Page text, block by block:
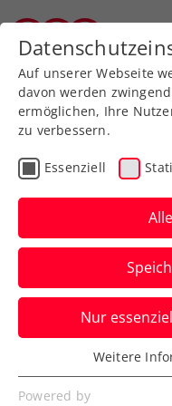
Zurück zur
Verbands-Info
ÖTV-
„Ich gehe
‚bad
Der
Wochenende
Verfasst von: Manuel
Auf unserer Webseite
davon werden
ermöglichen, Ihre
zu verbessern.
Essenziell
Nur
Essenziell
Essenzielle Cookies
Weitere
Powered by